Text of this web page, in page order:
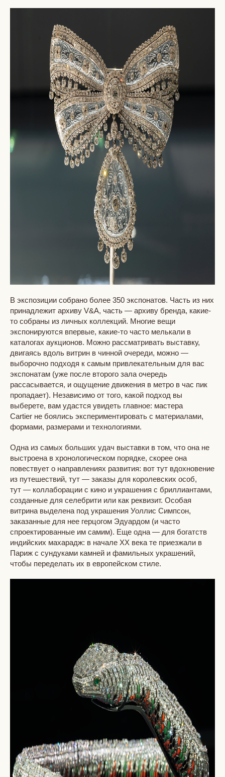
В экспозиции собрано более 350 экспонатов. Часть из них
принадлежит архиву V&A, часть — архиву бренда, какие-
то собраны из личных коллекций. Многие вещи
экспонируются впервые, какие-то часто мелькали в
каталогах аукционов. Можно рассматривать выставку,
двигаясь вдоль витрин в чинной очереди, можно —
выборочно подходя к самым привлекательным для вас
экспонатам (уже после второго зала очередь
рассасывается, и ощущение движения в метро в час пик
пропадает). Независимо от того, какой подход вы
выберете, вам удастся увидеть главное: мастера
Cartier не боялись экспериментировать с материалами,
формами, размерами и технологиями.
Одна из самых больших удач выставки в том, что она не
выстроена в хронологическом порядке, скорее она
повествует о направлениях развития: вот тут вдохновение
из путешествий, тут — заказы для королевских особ,
тут — коллаборации с кино и украшения с бриллиантами,
созданные для селебрити или как реквизит. Особая
витрина выделена под украшения Уоллис Симпсон,
заказанные для нее герцогом Эдуардом (и часто
спроектированные им самим). Еще одна — для богатств
индийских махарадж: в начале ХХ века те приезжали в
Париж с сундуками камней и фамильных украшений,
чтобы переделать их в европейском стиле.